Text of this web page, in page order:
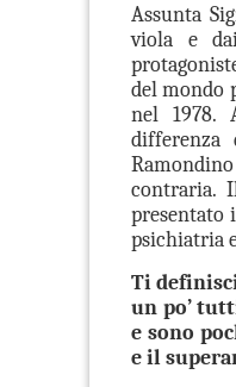
Assunta
viola e
del mondo
nel 1978.
differenza
contraria.
presentato
psichiatria
Ti
un po’
e sono
e il